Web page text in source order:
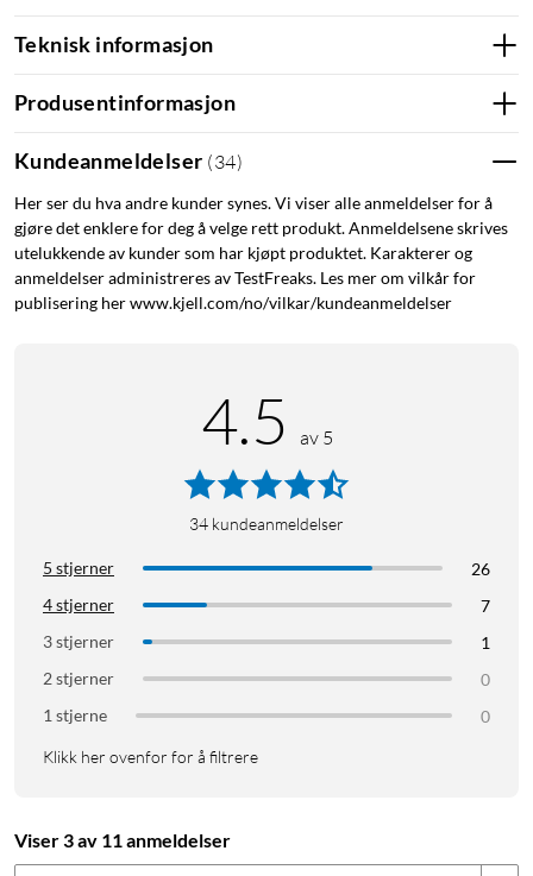
Teknisk informasjon
Produsentinformasjon
Kundeanmeldelser (34)
Her ser du hva andre kunder synes. Vi viser alle anmeldelser for å
gjøre det enklere for deg å velge rett produkt. Anmeldelsene skrives
utelukkende av kunder som har kjøpt produktet. Karakterer og
anmeldelser administreres av TestFreaks. Les mer om vilkår for
publisering her www.kjell.com/no/vilkar/kundeanmeldelser
4.5 av 5
34 kundeanmeldelser
5 stjerner
26
4 stjerner
7
3 stjerner
1
2 stjerner
0
1 stjerne
0
Klikk her ovenfor for å filtrere
Viser 3 av 11 anmeldelser